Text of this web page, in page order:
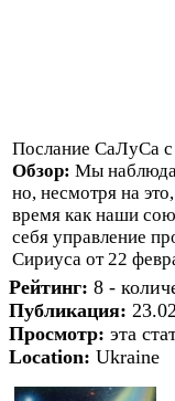
Послание СаЛуСа с
Обзор: Мы
но, несмотря на
время как наши
себя управление
Сириуса от 22
Рейтинг: 8 -
Публикация:
Просмотр: эта
Location: Ukraine